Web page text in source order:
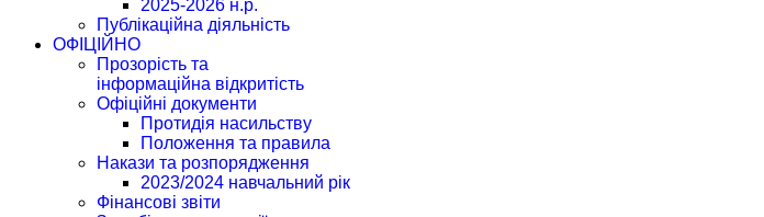
2025-2026 н.р.
Публікаційна діяльність
ОФІЦІЙНО
Прозорість та
інформаційна відкритість
Офіційні документи
Протидія насильству
Положення та правила
Накази та розпорядження
2023/2024 навчальний рік
Фінансові звіти